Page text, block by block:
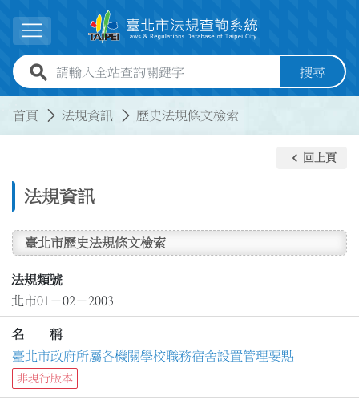
展開選單
全站查詢關鍵字欄位 搜尋
首頁 法規資訊 歷史法規條文檢索
法規資訊
keyboard_arrow_left 回上頁
臺北市歷史法規條文檢索
法規類號
北市01－02－2003
名 稱
臺北市政府所屬各機關學校職務宿舍設置管理要點
非現行版本